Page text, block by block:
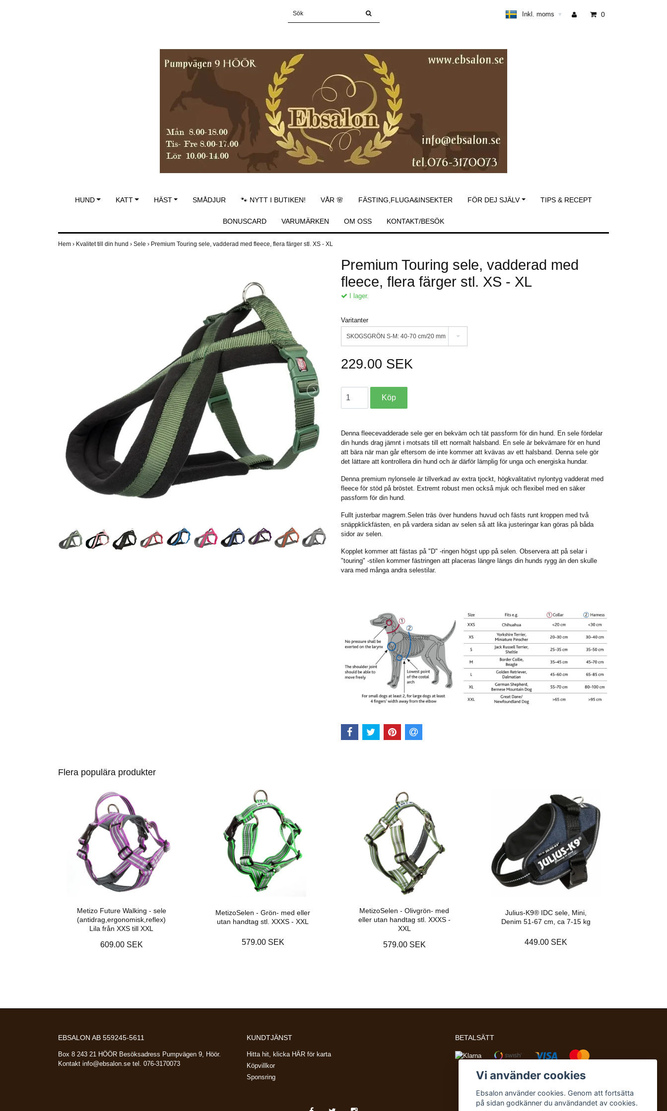
Inkl. moms ▾ 0
HUND KATT HÄST SMÅDJUR 🐾 NYTT I BUTIKEN! VÅR 🌸 FÄSTING,FLUGA&INSEKTER FÖR DEJ SJÄLV TIPS & RECEPT
BONUSCARD VARUMÄRKEN OM OSS KONTAKT/BESÖK
Hem › Kvalitet till din hund › Sele › Premium Touring sele, vadderad med fleece, flera färger stl. XS - XL
Premium Touring sele, vadderad med
fleece, flera färger stl. XS - XL
I lager.
Varitanter
SKOGSGRÖN S-M: 40-70 cm/20 mm
229.00 SEK
Denna fleecevadderade sele ger en bekväm och tät passform för din hund. En sele fördelar
din hunds drag jämnt i motsats till ett normalt halsband. En sele är bekvämare för en hund
att bära när man går eftersom de inte kommer att kvävas av ett halsband. Denna sele gör
det lättare att kontrollera din hund och är därför lämplig för unga och energiska hundar.
Denna premium nylonsele är tillverkad av extra tjockt, högkvalitativt nylontyg vadderat med
fleece för stöd på bröstet. Extremt robust men också mjuk och flexibel med en säker
passform för din hund.
Fullt justerbar magrem.Selen träs över hundens huvud och fästs runt kroppen med två
snäppklickfästen, en på vardera sidan av selen så att lika justeringar kan göras på båda
sidor av selen.
Kopplet kommer att fästas på "D" -ringen högst upp på selen. Observera att på selar i
"touring" -stilen kommer fästringen att placeras längre längs din hunds rygg än den skulle
vara med många andra selestilar.
Flera populära produkter
Metizo Future Walking - sele
(antidrag,ergonomisk,reflex)
Lila från XXS till XXL
609.00 SEK
MetizoSelen - Grön- med eller
utan handtag stl. XXXS - XXL
579.00 SEK
MetizoSelen - Olivgrön- med
eller utan handtag stl. XXXS -
XXL
579.00 SEK
Julius-K9® IDC sele, Mini,
Denim 51-67 cm, ca 7-15 kg
449.00 SEK
EBSALON AB 559245-5611
Box 8 243 21 HÖÖR Besöksadress Pumpvägen 9, Höör.
Kontakt info@ebsalon.se tel. 076-3170073
KUNDTJÄNST
Hitta hit, klicka HÄR för karta
Köpvillkor
Sponsring
BETALSÄTT
Vi använder cookies
Ebsalon använder cookies. Genom att fortsätta
på sidan godkänner du användandet av cookies.